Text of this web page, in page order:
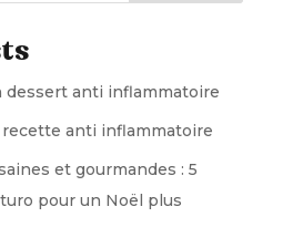
dessert anti inflammatoire
recette anti inflammatoire
et gourmandes : 5
pour un Noël plus